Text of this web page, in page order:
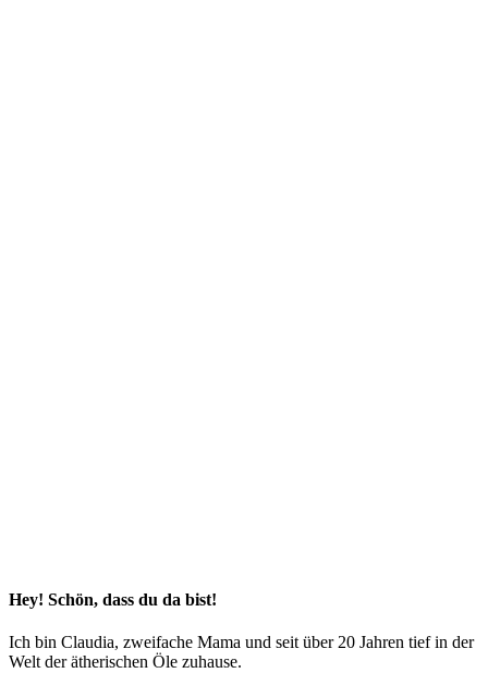
Hey! Schön, dass du da bist!
Ich bin Claudia, zweifache Mama und seit über 20 Jahren tief in der
Welt der ätherischen Öle zuhause.